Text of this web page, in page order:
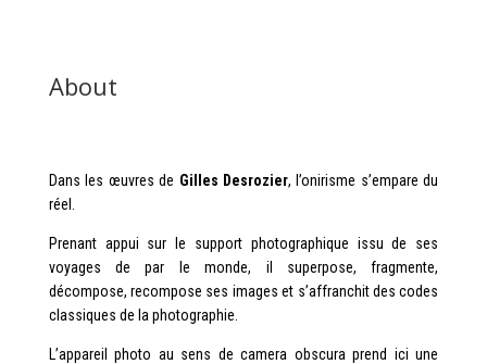
About
Dans les œuvres de Gilles Desrozier, l’onirisme s’empare du
réel.
Prenant appui sur le support photographique issu de ses
voyages de par le monde, il superpose, fragmente,
décompose, recompose ses images et s’affranchit des codes
classiques de la photographie.
L’appareil photo au sens de camera obscura prend ici une